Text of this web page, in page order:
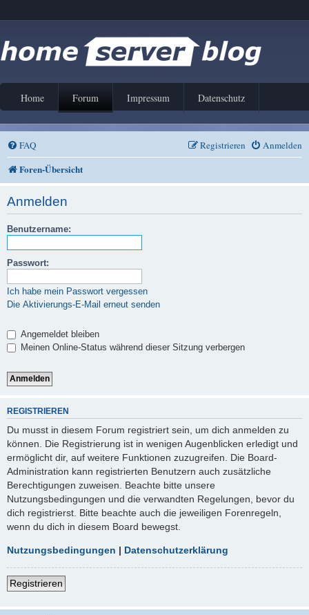
Home Forum Impressum Datenschutz
FAQ Anmelden
Registrieren
Foren-Übersicht
Anmelden
Benutzername:
Passwort:
Ich habe mein Passwort vergessen
Die Aktivierungs-E-Mail erneut senden
Angemeldet bleiben
Meinen Online-Status während dieser Sitzung verbergen
REGISTRIEREN
Du musst in diesem Forum registriert sein, um dich anmelden zu
können. Die Registrierung ist in wenigen Augenblicken erledigt und
ermöglicht dir, auf weitere Funktionen zuzugreifen. Die Board-
Administration kann registrierten Benutzern auch zusätzliche
Berechtigungen zuweisen. Beachte bitte unsere
Nutzungsbedingungen und die verwandten Regelungen, bevor du
dich registrierst. Bitte beachte auch die jeweiligen Forenregeln,
wenn du dich in diesem Board bewegst.
Nutzungsbedingungen | Datenschutzerklärung
Registrieren